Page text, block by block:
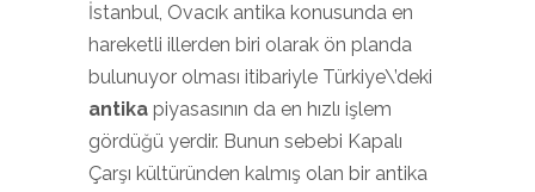
İstanbul, Ovacık antika konusunda en
hareketli illerden biri olarak ön planda
bulunuyor olması itibariyle Türkiye\’deki
antika piyasasının da en hızlı işlem
gördüğü yerdir. Bunun sebebi Kapalı
Çarşı kültüründen kalmış olan bir antika